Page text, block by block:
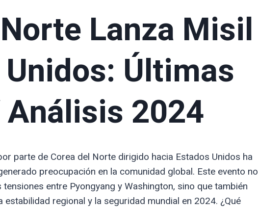
Lanza Misil
Últimas
2024
parte de Corea del Norte dirigido hacia Estados Unidos ha
preocupación en la comunidad global. Este evento no
entre Pyongyang y Washington, sino que también
regional y la seguridad mundial en 2024. ¿Qué